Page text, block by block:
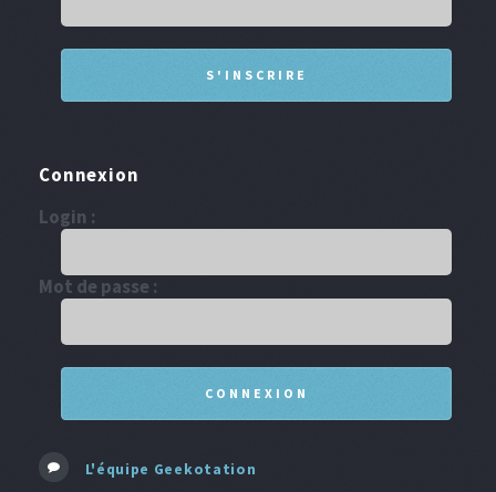
Connexion
Login :
Mot de passe :
L'équipe Geekotation